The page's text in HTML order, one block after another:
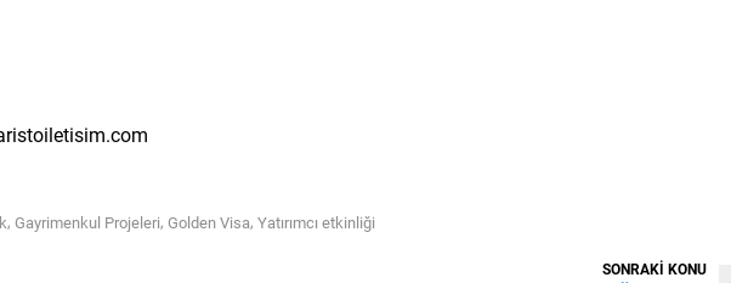
, Gayrimenkul Projeleri, Golden Visa, Yatırımcı etkinliği
SONRAKİ KONU